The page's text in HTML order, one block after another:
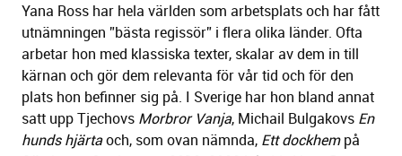
Yana Ross har hela världen som arbetsplats och har fått
utnämningen ”bästa regissör” i flera olika länder. Ofta
arbetar hon med klassiska texter, skalar av dem in till
kärnan och gör dem relevanta för vår tid och för den
plats hon befinner sig på. I Sverige har hon bland annat
satt upp Tjechovs Morbror Vanja, Michail Bulgakovs En
hunds hjärtaoch, som ovan nämnda, Ett dockhempå